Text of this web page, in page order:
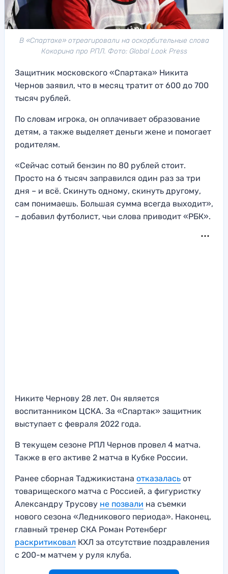
В «Спартаке» отреагировали на оскорбительные слова
Кокорина про РПЛ. Фото: Global Look Press
Защитник московского «Спартака» Никита
Чернов заявил, что в месяц тратит от 600 до 700
тысяч рублей.
По словам игрока, он оплачивает образование
детям, а также выделяет деньги жене и помогает
родителям.
«Сейчас сотый бензин по 80 рублей стоит.
Просто на 6 тысяч заправился один раз за три
дня – и всё. Скинуть одному, скинуть другому,
сам понимаешь. Большая сумма всегда выходит»,
– добавил футболист, чьи слова приводит «РБК».
Никите Чернову 28 лет. Он является
воспитанником ЦСКА. За «Спартак» защитник
выступает с февраля 2022 года.
В текущем сезоне РПЛ Чернов провел 4 матча.
Также в его активе 2 матча в Кубке России.
Ранее сборная Таджикистана отказалась от
товарищеского матча с Россией, а фигуристку
Александру Трусову не позвали на съемки
нового сезона «Ледникового периода». Наконец,
главный тренер СКА Роман Ротенберг
раскритиковал КХЛ за отсутствие поздравления
с 200-м матчем у руля клуба.